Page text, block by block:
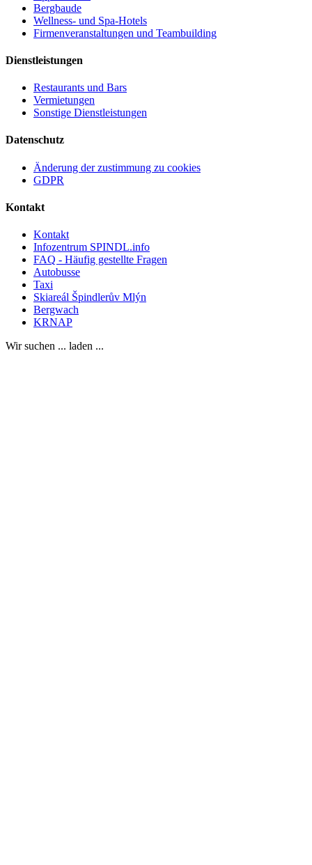
Bergbaude
Wellness- und Spa-Hotels
Firmenveranstaltungen und Teambuilding
Dienstleistungen
Restaurants und Bars
Vermietungen
Sonstige Dienstleistungen
Datenschutz
Änderung der zustimmung zu cookies
GDPR
Kontakt
Kontakt
Infozentrum SPINDL.info
FAQ - Häufig gestellte Fragen
Autobusse
Taxi
Skiareál Špindlerův Mlýn
Bergwach
KRNAP
Wir suchen ... laden ...